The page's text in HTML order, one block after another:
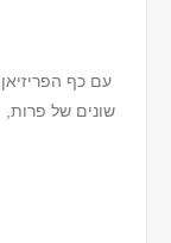
שונים של פרות,